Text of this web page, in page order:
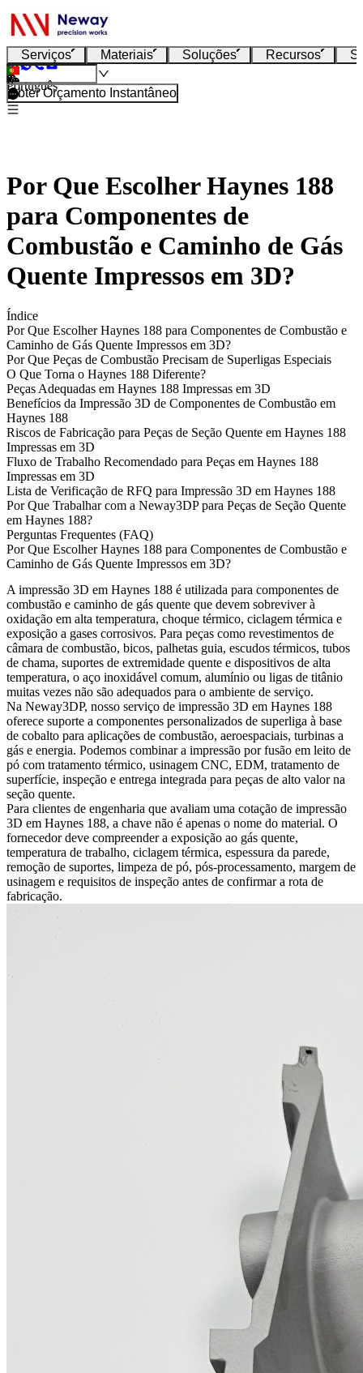
Serviços Materiais Soluções Recursos
Português
Obter Orçamento Instantâneo
Por Que Escolher Haynes 188
para Componentes de
Combustão e Caminho de Gás
Quente Impressos em 3D?
Índice
Por Que Escolher Haynes 188 para Componentes de Combustão e
Caminho de Gás Quente Impressos em 3D?
Por Que Peças de Combustão Precisam de Superligas Especiais
O Que Torna o Haynes 188 Diferente?
Peças Adequadas em Haynes 188 Impressas em 3D
Benefícios da Impressão 3D de Componentes de Combustão em
Haynes 188
Riscos de Fabricação para Peças de Seção Quente em Haynes 188
Impressas em 3D
Fluxo de Trabalho Recomendado para Peças em Haynes 188
Impressas em 3D
Lista de Verificação de RFQ para Impressão 3D em Haynes 188
Por Que Trabalhar com a Neway3DP para Peças de Seção Quente
em Haynes 188?
Perguntas Frequentes (FAQ)
Por Que Escolher Haynes 188 para Componentes de Combustão e
Caminho de Gás Quente Impressos em 3D?
A impressão 3D em Haynes 188 é utilizada para componentes de
combustão e caminho de gás quente que devem sobreviver à
oxidação em alta temperatura, choque térmico, ciclagem térmica e
exposição a gases corrosivos. Para peças como revestimentos de
câmara de combustão, bicos, palhetas guia, escudos térmicos, tubos
de chama, suportes de extremidade quente e dispositivos de alta
temperatura, o aço inoxidável comum, alumínio ou ligas de titânio
muitas vezes não são adequados para o ambiente de serviço.
Na Neway3DP, nosso serviço de impressão 3D em Haynes 188
oferece suporte a componentes personalizados de superliga à base
de cobalto para aplicações de combustão, aeroespaciais, turbinas a
gás e energia. Podemos combinar a impressão por fusão em leito de
pó com tratamento térmico, usinagem CNC, EDM, tratamento de
superfície, inspeção e entrega integrada para peças de alto valor na
seção quente.
Para clientes de engenharia que avaliam uma cotação de impressão
3D em Haynes 188, a chave não é apenas o nome do material. O
fornecedor deve compreender a exposição ao gás quente,
temperatura de trabalho, ciclagem térmica, espessura da parede,
remoção de suportes, limpeza de pó, pós-processamento, margem de
usinagem e requisitos de inspeção antes de confirmar a rota de
fabricação.